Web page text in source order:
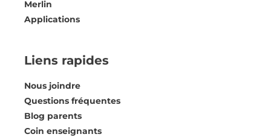
Merlin
Applications
Liens rapides
Nous joindre
Questions fréquentes
Blog parents
Coin enseignants